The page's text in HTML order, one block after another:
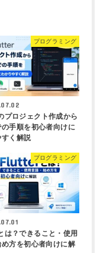
プログラミング
ロジェクト作成から
手順を初心者向けに
く解説
プログラミング
？できること・使用
方を初心者向けに解